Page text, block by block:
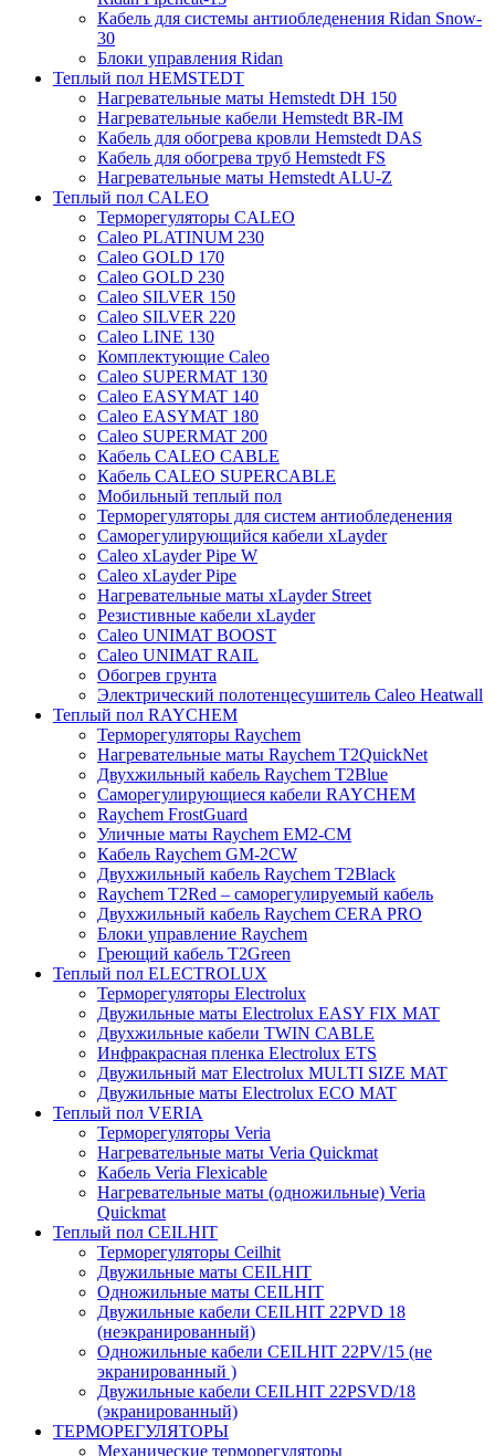
Кабель для системы антиобледенения Ridan Snow-
30
Блоки управления Ridan
Теплый пол HEMSTEDT
Нагревательные маты Hemstedt DH 150
Нагревательные кабели Hemstedt BR-IM
Кабель для обогрева кровли Hemstedt DAS
Кабель для обогрева труб Hemstedt FS
Нагревательные маты Hemstedt ALU-Z
Теплый пол CALEO
Терморегуляторы CALEO
Caleo PLATINUM 230
Caleo GOLD 170
Caleo GOLD 230
Caleo SILVER 150
Caleo SILVER 220
Caleo LINE 130
Комплектующие Caleo
Caleo SUPERMAT 130
Caleo EASYMAT 140
Caleo EASYMAT 180
Caleo SUPERMAT 200
Кабель CALEO CABLE
Кабель CALEO SUPERCABLE
Мобильный теплый пол
Терморегуляторы для систем антиобледенения
Саморегулирующийся кабели xLayder
Caleo xLayder Pipe W
Caleo xLayder Pipe
Нагревательные маты xLayder Street
Резистивные кабели xLayder
Caleo UNIMAT BOOST
Caleo UNIMAT RAIL
Обогрев грунта
Электрический полотенцесушитель Caleo Heatwall
Теплый пол RAYCHEM
Терморегуляторы Raychem
Нагревательные маты Raychem T2QuickNet
Двухжильный кабель Raychem T2Blue
Саморегулирующиеся кабели RAYCHEM
Raychem FrostGuard
Уличные маты Raychem EM2-CM
Кабель Raychem GM-2CW
Двухжильный кабель Raychem T2Black
Raychem T2Red – саморегулируемый кабель
Двухжильный кабель Raychem CERA PRO
Блоки управление Raychem
Греющий кабель T2Green
Теплый пол ELECTROLUX
Терморегуляторы Electrolux
Двужильные маты Electrolux EASY FIX MAT
Двухжильные кабели TWIN CABLE
Инфракрасная пленка Electrolux ETS
Двужильный мат Electrolux MULTI SIZE MAT
Двужильные маты Electrolux ECO MAT
Теплый пол VERIA
Терморегуляторы Veria
Нагревательные маты Veria Quickmat
Кабель Veria Flexicable
Нагревательные маты (одножильные) Veria
Quickmat
Теплый пол CEILHIT
Терморегуляторы Ceilhit
Двужильные маты CEILHIT
Одножильные маты CEILHIT
Двужильные кабели CEILHIT 22PVD 18
(неэкранированный)
Одножильные кабели CEILHIT 22PV/15 (не
экранированный )
Двужильные кабели CEILHIT 22PSVD/18
(экранированный)
ТЕРМОРЕГУЛЯТОРЫ
Механические терморегуляторы